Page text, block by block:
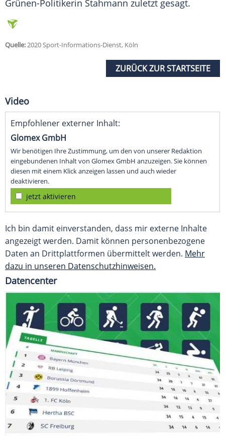
Grünen-Politikerin Stahmann zuletzt gesagt.
Quelle:2020 Sport-Informations-Dienst, Köln
ZURÜCK ZUR STARTSEITE
Video
Empfohlener externer Inhalt:
Glomex GmbH
Wir benötigen Ihre Zustimmung, um den von unserer Redaktion
eingebundenen Inhalt von Glomex GmbH anzuzeigen. Sie können
diesen mit einem Klick anzeigen lassen und auch wieder
deaktivieren.
jetzt aktivieren
Ich bin damit einverstanden, dass mir externe Inhalte
angezeigt werden. Damit können personenbezogene
Daten an Drittplattformen übermittelt werden. Mehr
dazu in unseren Datenschutzhinweisen.
Datencenter